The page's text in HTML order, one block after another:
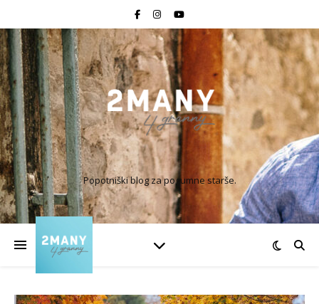
Popotniški blog za pogumne starše.